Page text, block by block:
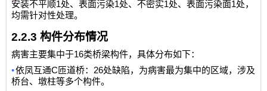
安装不平顺1处、表面污染1处、不密实1处、表面污染面1处，
均需针对性处理。
2.2.3构件分布情况
病害主要集中于16类桥梁构件，具体分布如下：
•依凤互通C匝道桥： 26处缺陷，为病害最为集中的区域，涉及
桥台、墩柱等多个构件。